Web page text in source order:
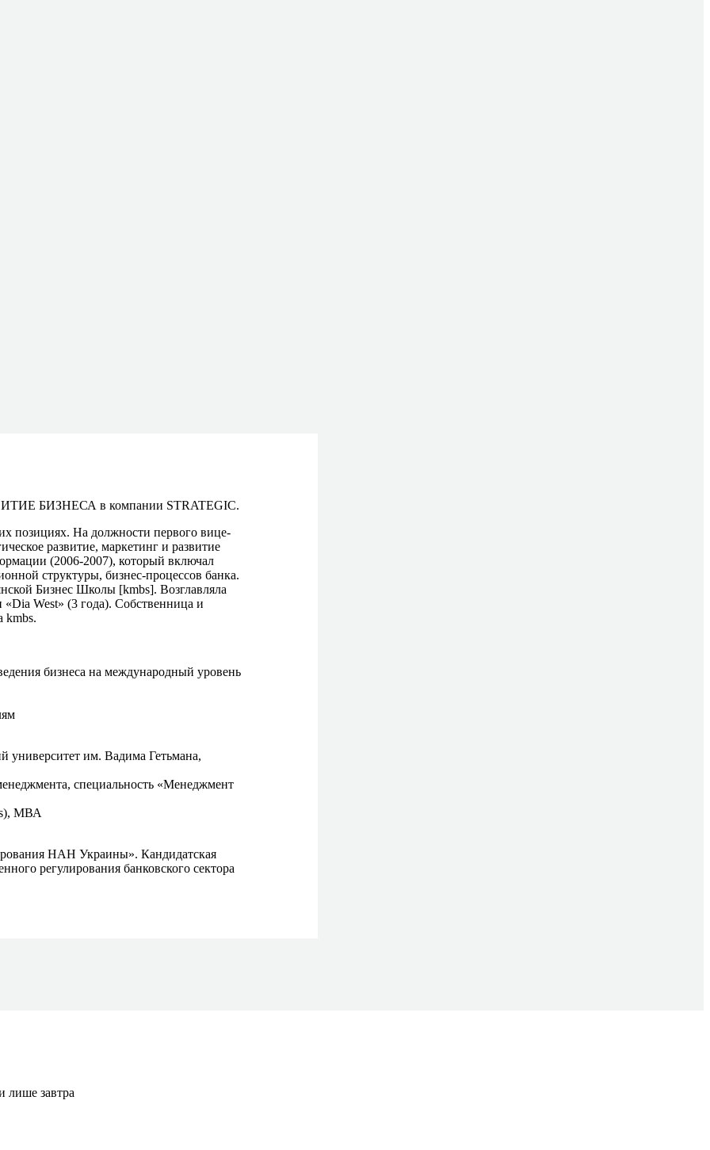
БИЗНЕСА в компании STRATEGIC.
позициях. На должности первого вице-
развитие, маркетинг и развитие
(2006-2007), который включал
структуры, бизнес-процессов банка.
Бизнес Школы [kmbs]. Возглавляла
West» (3 года). Собственница и
kmbs.
бизнеса на международный уровень
им. Вадима Гетьмана,
специальность «Менеджмент
МВА
НАН Украины». Кандидатская
регулирования банковского сектора
лише завтра